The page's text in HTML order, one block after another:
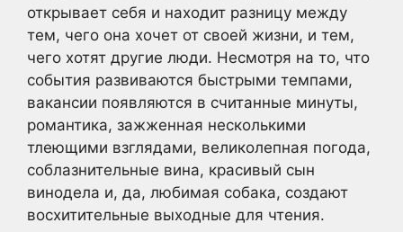
открывает себя и находит разницу между
тем, чего она хочет от своей жизни, и тем,
чего хотят другие люди. Несмотря на то, что
события развиваются быстрыми темпами,
вакансии появляются в считанные минуты,
романтика, зажженная несколькими
тлеющими взглядами, великолепная погода,
соблазнительные вина, красивый сын
винодела и, да, любимая собака, создают
восхитительные выходные для чтения.